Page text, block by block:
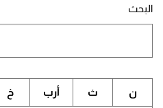
البحث
ن ث أرب خ